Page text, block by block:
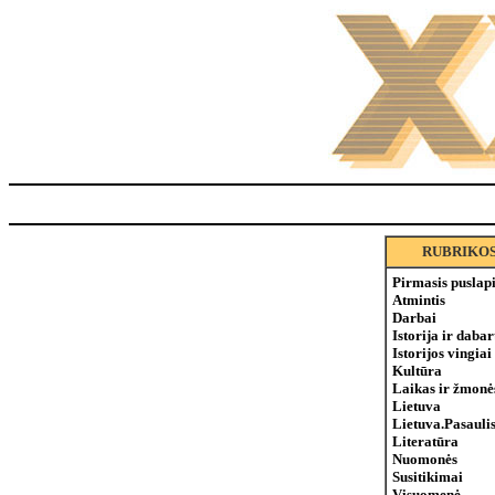
Pirmasis
Atmintis
Darbai
Istorija ir
Istorijos vingiai
Kultūra
Laikas ir
Lietuva
Lietuva.Pasaulis
Literatūra
Nuomonės
Susitikimai